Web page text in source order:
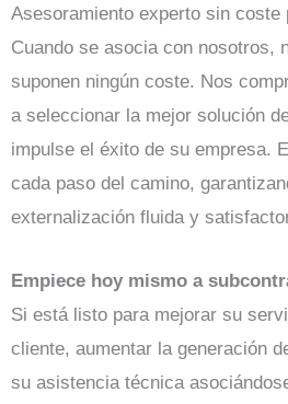
Asesoramiento experto sin coste
Cuando se asocia con nosotros,
suponen ningún coste. Nos
a seleccionar la mejor solución
impulse el éxito de su empresa.
cada paso del camino,
externalización fluida y
Empiece hoy mismo a
Si está listo para mejorar su
cliente, aumentar la generación
su asistencia técnica